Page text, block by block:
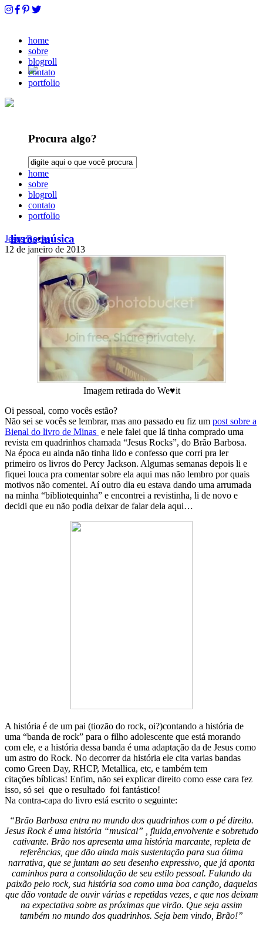
home
sobre
blogroll
contato
portfolio
Procura algo?
home
sobre
blogroll
contato
portfolio
livros•música
Jesus Rocks
12 de janeiro de 2013
Imagem retirada do We♥it
Oi pessoal, como vocês estão?
Não sei se vocês se lembrar, mas ano passado eu fiz um post sobre a
Bienal do livro de Minas e nele falei que lá tinha comprado uma
revista em quadrinhos chamada “Jesus Rocks”, do Brão Barbosa.
Na época eu ainda não tinha lido e confesso que corri pra ler
primeiro os livros do Percy Jackson. Algumas semanas depois li e
fiquei louca pra comentar sobre ela aqui mas não lembro por quais
motivos não comentei. Aí outro dia eu estava dando uma arrumada
na minha “bibliotequinha” e encontrei a revistinha, li de novo e
decidi que eu não podia deixar de falar dela aqui…
A história é de um pai (tiozão do rock, oi?)contando a história de
uma “banda de rock” para o filho adolescente que está morando
com ele, e a história dessa banda é uma adaptação da de Jesus como
um astro do Rock. No decorrer da história ele cita varias bandas
como Green Day, RHCP, Metallica, etc, e também tem
citações bíblicas! Enfim, não sei explicar direito como esse cara fez
isso, só sei que o resultado foi fantástico!
Na contra-capa do livro está escrito o seguinte:
“Brão Barbosa entra no mundo dos quadrinhos com o pé direito.
Jesus Rock é uma história “musical” , fluida,envolvente e sobretudo
cativante. Brão nos apresenta uma história marcante, repleta de
referências, que dão ainda mais sustentação para sua ótima
narrativa, que se juntam ao seu desenho expressivo, que já aponta
caminhos para a consolidação de seu estilo pessoal. Falando da
paixão pelo rock, sua história soa como uma boa canção, daquelas
que dão vontade de ouvir várias e repetidas vezes, e que nos deixam
na expectativa sobre as próximas que virão. Que seja assim
também no mundo dos quadrinhos. Seja bem vindo, Brão!”